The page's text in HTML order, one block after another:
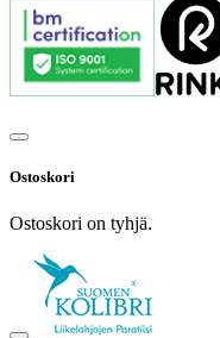
Ostoskori
Ostoskori on tyhjä.